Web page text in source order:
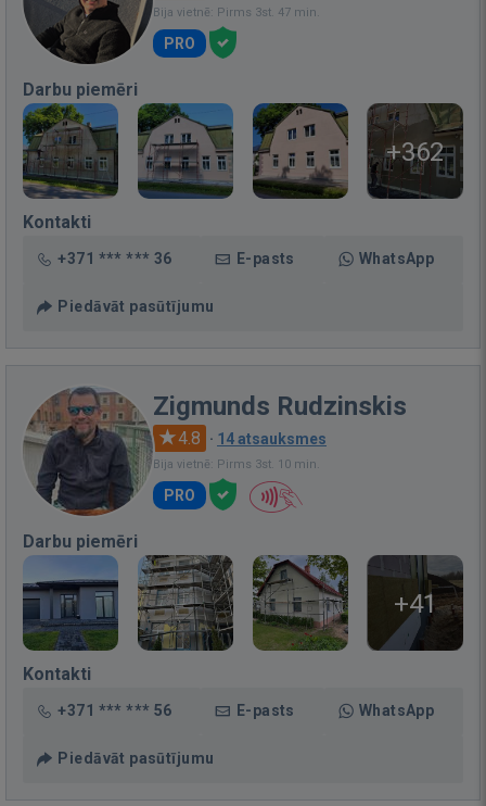
Bija vietnē: Pirms 3st. 47 min.
PRO
Darbu piemēri
+362
Kontakti
+371 *** *** 36 E-pasts WhatsApp
Piedāvāt pasūtījumu
Zigmunds Rudzinskis
4.8 · 14 atsauksmes
Bija vietnē: Pirms 3st. 10 min.
PRO
Darbu piemēri
+41
Kontakti
+371 *** *** 56 E-pasts WhatsApp
Piedāvāt pasūtījumu